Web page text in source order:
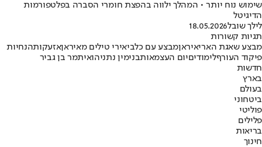
שימוש נוח יותר • המהלך ילווה בהפצת חומרי הסברה בפלטפורמות
הדיגיטל
לילך שובל18.05.2026
תגיות קשורות
מבצע שאגת האריאיראןמבצע עם כלביאירי טילים מאיראןאזעקותהנחיות
פיקוד העורףלימודיםיום העצמאותבנימין נתניהואיתמר בן גביר
חדשות
בארץ
בעולם
ביטחוני
פוליטי
פלילים
בריאות
חינוך